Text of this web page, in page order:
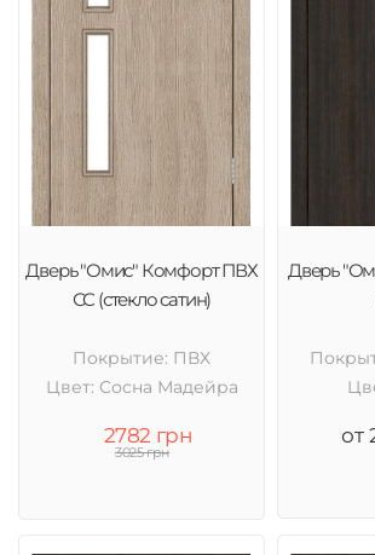
Дверь "Омис" Комфорт ПВХ
СС (стекло сатин)
Покрытие: ПВХ
Цвет: Cосна Мадейра
2782 грн
3025 грн
Дверь
от